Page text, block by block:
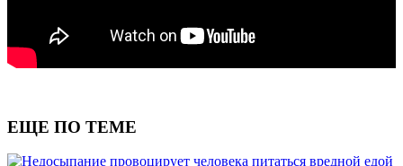
ЕЩЕ ПО ТЕМЕ